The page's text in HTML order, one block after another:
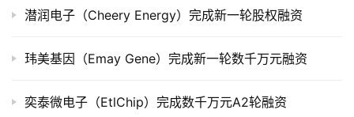
组
司
市
潜润电子（Cheery Energy）完成新一轮股权融资
玮美基因（Emay Gene）完成新一轮数千万元融资
奕泰微电子（EtlChip）完成数千万元A2轮融资